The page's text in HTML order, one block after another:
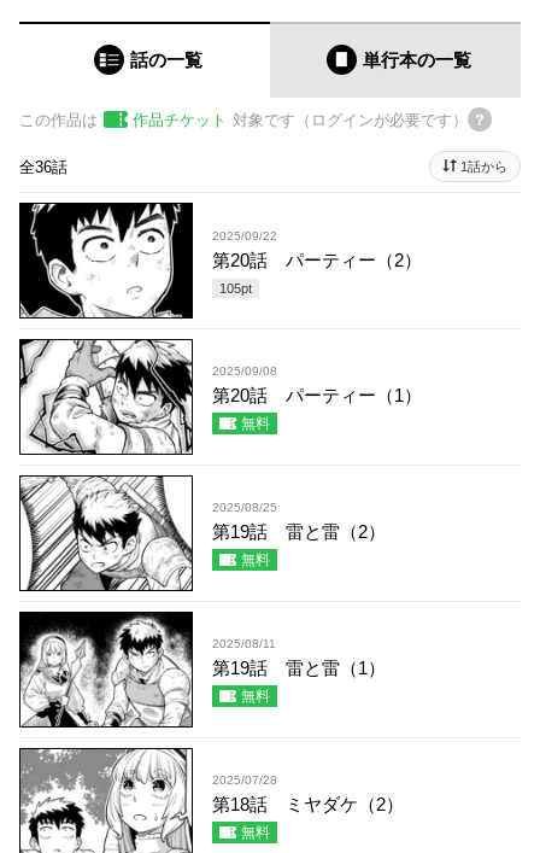
話の一覧 単行本の一覧
この作品は 作品チケット 対象です（ログインが必要です）
全36話 1話から
2025/09/22
第20話 パーティー（2）
105pt
2025/09/08
第20話 パーティー（1）
無料
2025/08/25
第19話 雷と雷（2）
無料
2025/08/11
第19話 雷と雷（1）
無料
2025/07/28
第18話 ミヤダケ（2）
無料